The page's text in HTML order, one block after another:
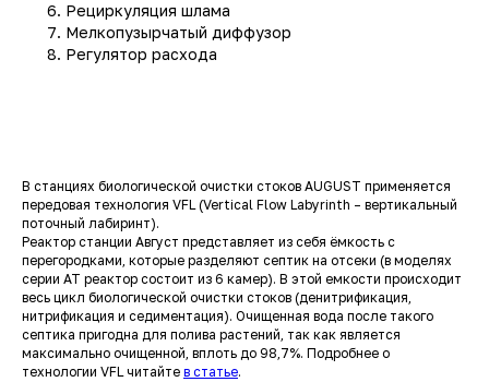
Рециркуляция шлама
Мелкопузырчатый диффузор
Регулятор расхода
В станциях биологической очистки стоков AUGUST применяется
передовая технология VFL (Vertical Flow Labyrinth – вертикальный
поточный лабиринт).
Реактор станции Август представляет из себя ёмкость с
перегородками, которые разделяют септик на отсеки (в моделях
серии АТ реактор состоит из 6 камер). В этой емкости происходит
весь цикл биологической очистки стоков (денитрификация,
нитрификация и седиментация). Очищенная вода после такого
септика пригодна для полива растений, так как является
максимально очищенной, вплоть до 98,7%. Подробнее о
технологии VFL читайте в статье.